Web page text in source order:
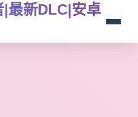
最新DLC|安卓